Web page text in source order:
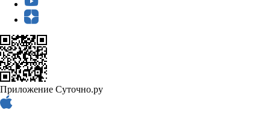
Приложение Суточно.ру